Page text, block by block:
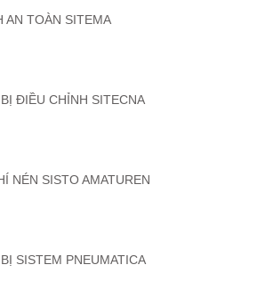
AN TOÀN SITEMA
ĐIỀU CHỈNH SITECNA
NÉN SISTO AMATUREN
SISTEM PNEUMATICA